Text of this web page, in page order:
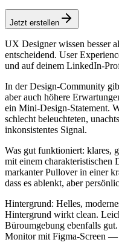
Jetzt erstellen
UX Designer wissen besser
entscheidend. User
und auf deinem LinkedIn-
In der Design-Community
aber auch höhere
ein Mini-Design-Statement.
schlecht beleuchteten,
inkonsistentes Signal.
Was gut funktioniert: klares,
mit einem
markanter Pullover in einer
dass es ablenkt, aber
Hintergrund: Helles,
Hintergrund wirkt clean.
Büroumgebung ebenfalls
Monitor mit Figma-Screen —